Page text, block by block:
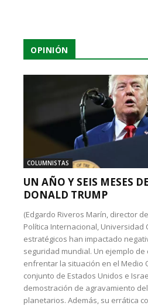
OPINIÓN
COLUMNISTAS
UN AÑO Y SEIS MESES
DONALD TRUMP
(Edgardo Riveros Marín, director
Política Internacional, Universidad
estratégicos han impactado
seguridad mundial. Un ejemplo
enfrentar la situación en el Medio
conjunto de Estados Unidos e
demostración de agravamiento
planetarios. Además, su errática